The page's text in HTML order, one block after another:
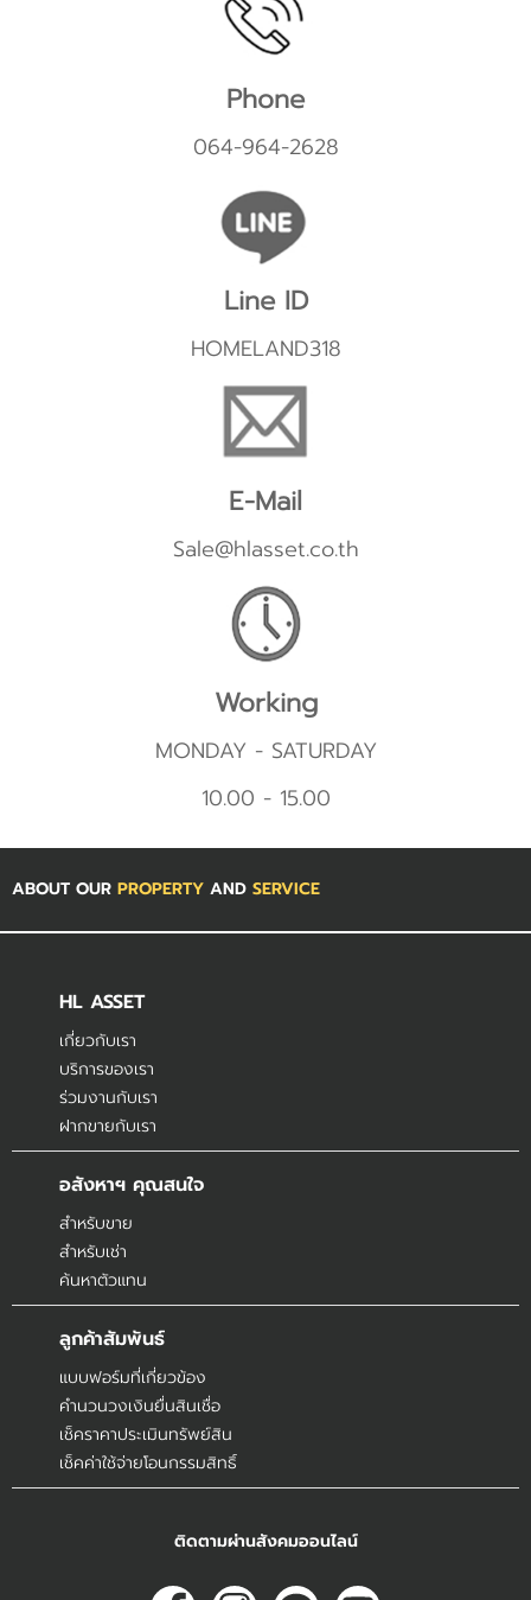
Phone
064-964-2628
Line ID
HOMELAND318
E-Mail
Sale@hlasset.co.th
Working
MONDAY - SATURDAY
10.00 - 15.00
ABOUT OUR PROPERTY AND SERVICE
HL ASSET
เกี่ยวกับเรา
บริการของเรา
ร่วมงานกับเรา
ฝากขายกับเรา
อสังหาฯ คุณสนใจ
สำหรับขาย
สำหรับเช่า
ค้นหาตัวแทน
ลูกค้าสัมพันธ์
แบบฟอร์มที่เกี่ยวข้อง
คำนวนวงเงินยื่นสินเชื่อ
เช็คราคาประเมินทรัพย์สิน
เช็คค่าใช้จ่ายโอนกรรมสิทธิ์
ติดตามผ่านสังคมออนไลน์